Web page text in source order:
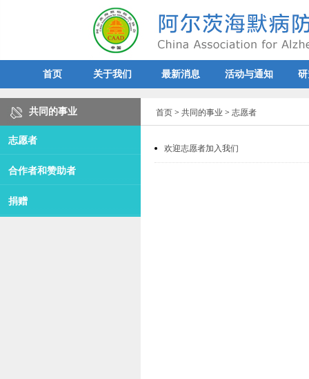
首页 关于我们 最新消息 活动与通知
共同的事业
志愿者
合作者和赞助者
捐赠
首页 > 共同的事业 > 志愿者
欢迎志愿者加入我们